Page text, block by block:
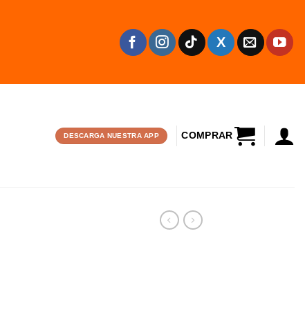
DESCARGA NUESTRA APP CARRITO